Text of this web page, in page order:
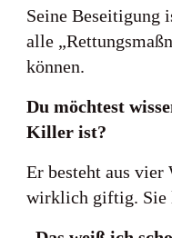
Seine Beseitigung
alle
können.
Du möchtest
Killer ist?
Er besteht aus
wirklich giftig. Sie